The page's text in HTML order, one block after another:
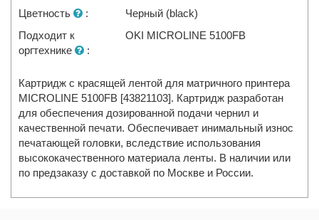
Цветность
:
Черный (black)
Подходит к
оргтехнике
:
OKI MICROLINE 5100FB
Картридж с красящей лентой для матричного принтера
MICROLINE 5100FB [43821103]. Картридж разработан
для обеспечения дозированной подачи чернил и
качественной печати. Обеспечивает инимальный износ
печатающей головки, вследствие использования
высококачественного материала ленты. В наличии или
по предзаказу с доставкой по Москве и России.